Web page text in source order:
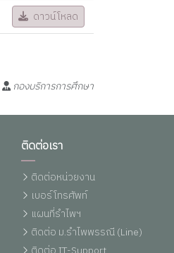
ดาวน์โหลด
กองบริการการศึกษา
ติดต่อเรา
ติดต่อหน่วยงาน
เบอร์โทรศัพท์
แผนที่รำไพฯ
ติดต่อ ม.รำไพพรรณี (Line)